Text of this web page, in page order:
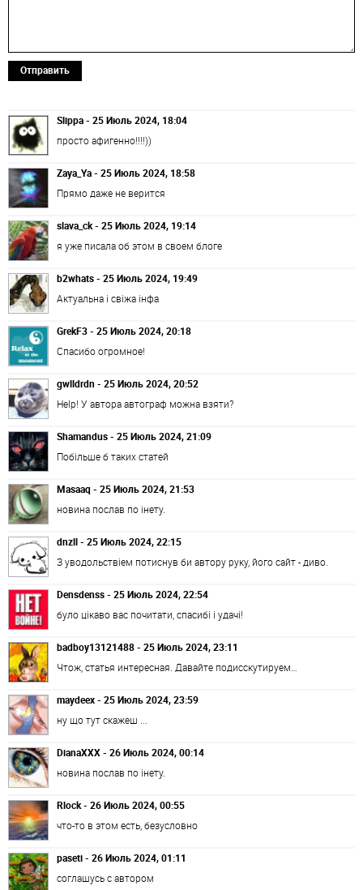
Отправить
Slippa - 25 Июль 2024, 18:04
просто афигенно!!!!))
Zaya_Ya - 25 Июль 2024, 18:58
Прямо даже не верится
slava_ck - 25 Июль 2024, 19:14
я уже писала об этом в своем блоге
b2whats - 25 Июль 2024, 19:49
Актуальна і свіжа інфа
GrekF3 - 25 Июль 2024, 20:18
Спасибо огромное!
gwlldrdn - 25 Июль 2024, 20:52
Help! У автора автограф можна взяти?
Shamandus - 25 Июль 2024, 21:09
Побільше б таких статей
Masaaq - 25 Июль 2024, 21:53
новина послав по інету.
dnzll - 25 Июль 2024, 22:15
З уводольствіем потиснув би автору руку, його сайт - диво.
Densdenss - 25 Июль 2024, 22:54
було цікаво вас почитати, спасибі і удачі!
badboy13121488 - 25 Июль 2024, 23:11
Чтож, статья интересная. Давайте подисскутируем…
maydeex - 25 Июль 2024, 23:59
ну що тут скажеш ...
DianaXXX - 26 Июль 2024, 00:14
новина послав по інету.
Rlock - 26 Июль 2024, 00:55
что-то в этом есть, безусловно
paseti - 26 Июль 2024, 01:11
соглашусь с автором